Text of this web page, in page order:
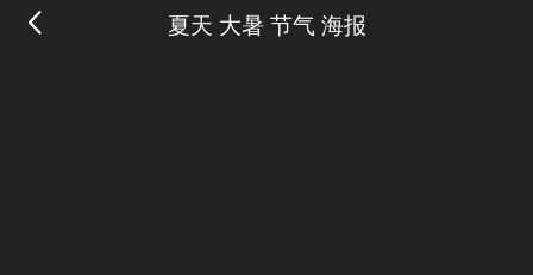
夏天 大暑 节气 海报